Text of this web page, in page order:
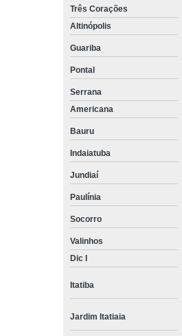
Três Corações
Altinópolis
Guariba
Pontal
Serrana
Americana
Bauru
Indaiatuba
Jundiaí
Paulínia
Socorro
Valinhos
Dic I
Itatiba
Jardim Itatiaia